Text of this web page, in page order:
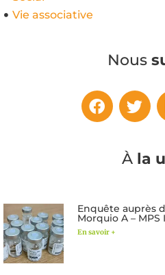
Vie associative
Nous
À la
Enquête auprès
Morquio A – MPS
En savoir +